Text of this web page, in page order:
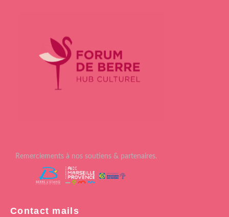
Remerciements à nos soutiens & partenaires.
Contact mails